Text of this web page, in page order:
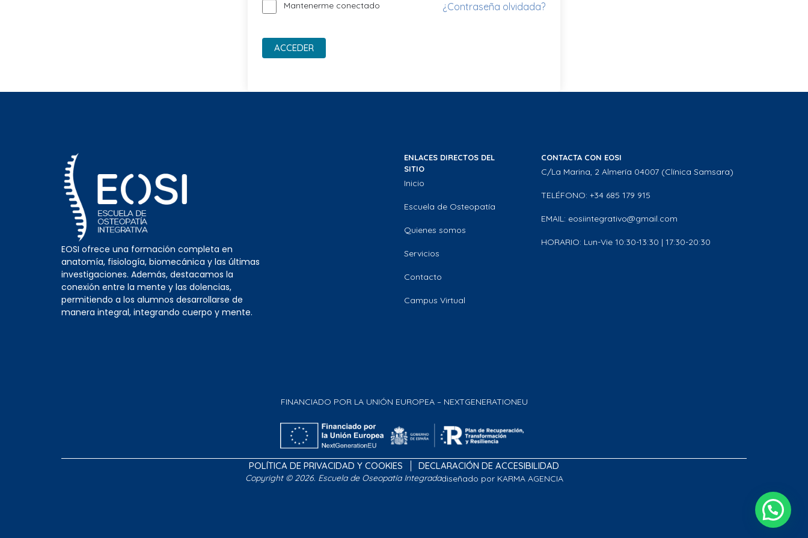
Mantenerme conectado ¿Contraseña olvidada?
ACCEDER
EOSI ofrece una formación completa en
anatomía, fisiología, biomecánica y las últimas
investigaciones. Además, destacamos la
conexión entre la mente y las dolencias,
permitiendo a los alumnos desarrollarse de
manera integral, integrando cuerpo y mente.
ENLACES DIRECTOS DEL
SITIO
Inicio
Escuela de Osteopatía
Quienes somos
Servicios
Contacto
Campus Virtual
CONTACTA CON EOSI
C/La Marina, 2 Almería 04007 (Clínica Samsara)
TELÉFONO: +34 685 179 915
EMAIL: eosiintegrativo@gmail.com
HORARIO: Lun-Vie 10:30-13:30 | 17:30-20:30
FINANCIADO POR LA UNIÓN EUROPEA – NEXTGENERATIONEU
POLÍTICA DE PRIVACIDAD Y COOKIES DECLARACIÓN DE ACCESIBILIDAD
Copyright © 2026. Escuela de Oseopatía Integradadiseñado por KARMA AGENCIA